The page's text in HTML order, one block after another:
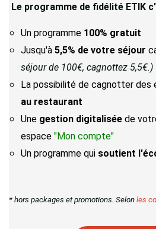
Le programme de fidélité ETIK
Un programme 100% gratuit
Jusqu'à 5,5% de votre séjour
séjour de 100€, cagnottez 5,5€.)
La possibilité de cagnotter des
au restaurant
Une gestion digitalisée de
espace "Mon compte"
Un programme qui soutient
* hors packages et promotions. Selon les